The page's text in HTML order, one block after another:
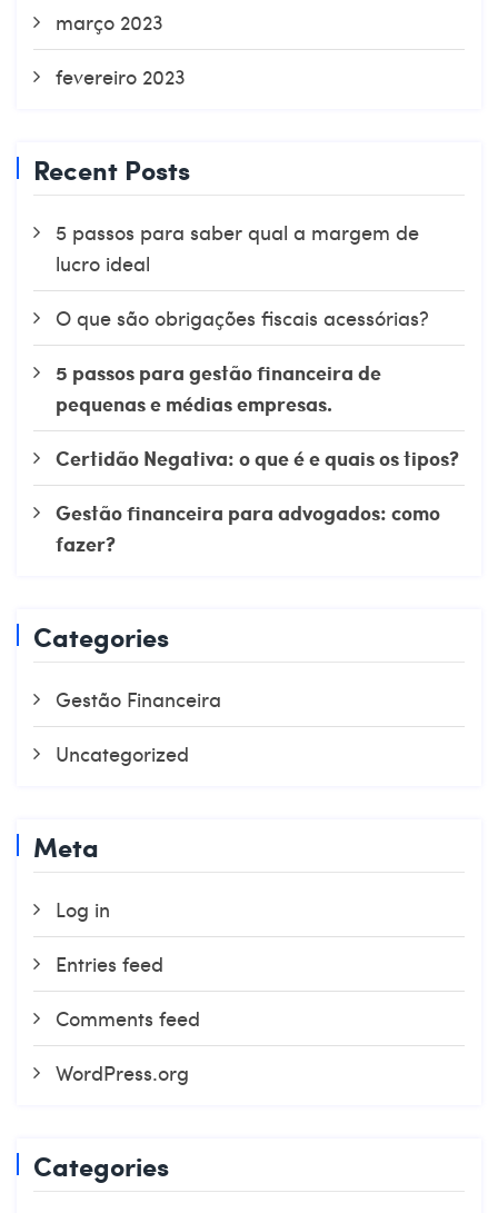
março 2023
fevereiro 2023
Recent Posts
5 passos para saber qual a margem de
lucro ideal
O que são obrigações fiscais acessórias?
5 passos para gestão financeira de
pequenas e médias empresas.
Certidão Negativa: o que é e quais os tipos?
Gestão financeira para advogados: como
fazer?
Categories
Gestão Financeira
Uncategorized
Meta
Log in
Entries feed
Comments feed
WordPress.org
Categories